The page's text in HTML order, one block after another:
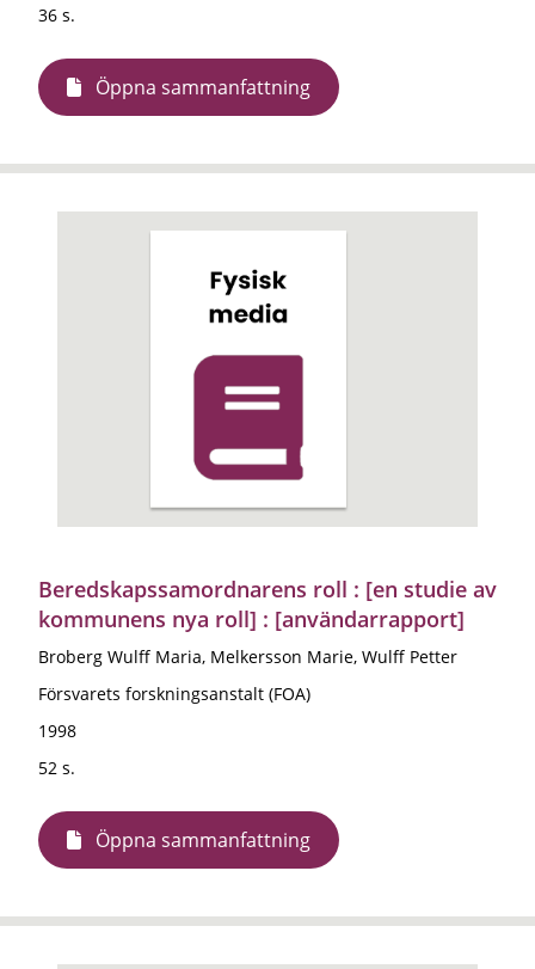
36 s.
Öppna sammanfattning
Beredskapssamordnarens roll : [en studie av
kommunens nya roll] : [användarrapport]
Broberg Wulff Maria, Melkersson Marie, Wulff Petter
Försvarets forskningsanstalt (FOA)
1998
52 s.
Öppna sammanfattning